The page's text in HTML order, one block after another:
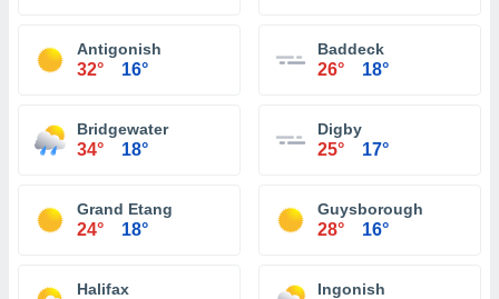
Antigonish
32° 16°
Baddeck
26° 18°
Bridgewater
34° 18°
Digby
25° 17°
Grand Etang
24° 18°
Guysborough
28° 16°
Halifax Ingonish